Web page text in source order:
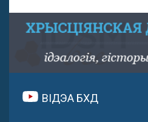
ВІДЭА БХД